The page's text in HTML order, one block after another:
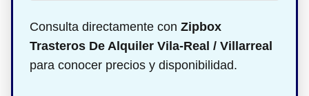
Consulta directamente con Zipbox
Trasteros De Alquiler Vila-Real / Villarreal
para conocer precios y disponibilidad.